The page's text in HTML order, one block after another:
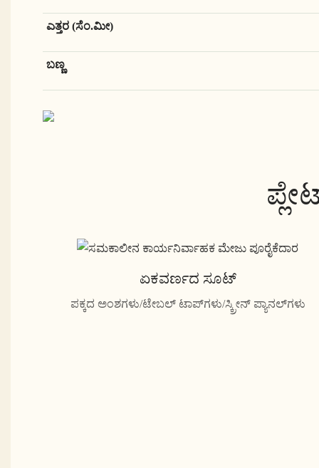
ಎತ್ತರ (ಸೆಂ.ಮೀ)
ಬಣ್ಣ
ಏಕವರ್ಣದ ಸೂಟ್
ಪಕ್ಕದ ಅಂಶಗಳು/ಟೇಬಲ್ ಟಾಪ್‌ಗಳು/ಸ್ಕ್ರೀನ್ ಪ್ಯಾನಲ್‌ಗಳು